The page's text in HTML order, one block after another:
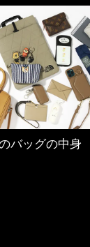
さん「女の時間